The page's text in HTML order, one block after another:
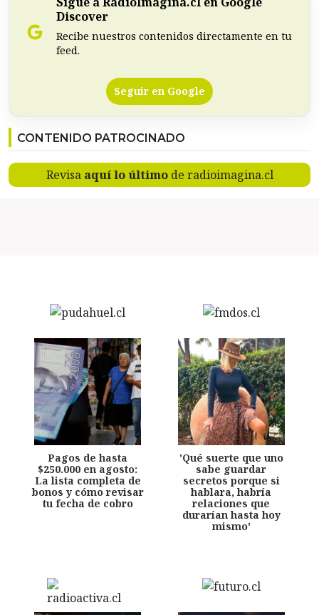
Discover
Recibe nuestros contenidos directamente en tu
feed.
Seguir en Google
CONTENIDO PATROCINADO
Revisa aquí lo últimode radioimagina.cl
Pagos de hasta
$250.000 en agosto:
La lista completa de
bonos y cómo revisar
tu fecha de cobro
'Qué suerte que uno
sabe guardar
secretos porque si
hablara, habría
relaciones que
durarían hasta hoy
mismo'